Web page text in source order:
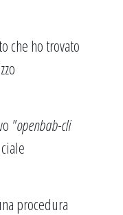
che ho trovato
"openbab-cli
procedura